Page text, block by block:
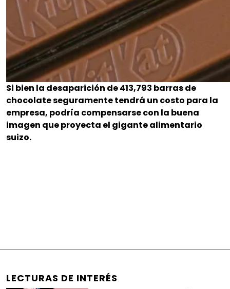
Si bien la desaparición de 413,793 barras de
chocolate seguramente tendrá un costo para la
empresa, podría compensarse con la buena
imagen que proyecta el gigante alimentario
suizo.
LECTURAS DE INTERÉS